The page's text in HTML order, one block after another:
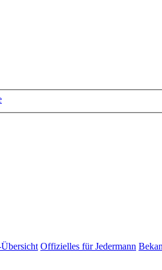
Offizielles für Jedermann